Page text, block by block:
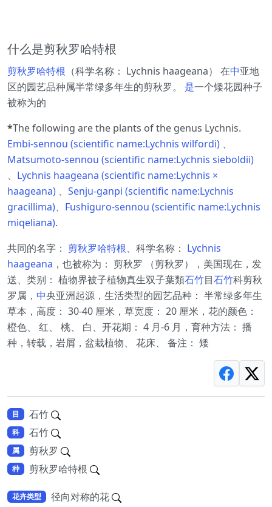
什么是剪秋罗哈特根
剪秋罗哈特根 （科学名称： Lychnis haageana） 在中亚地
区的园艺品种属半常绿多年生的剪秋罗。 是一个矮花园种子
被称为的
*The following are the plants of the genus Lychnis.
Embi-sennou (scientific name:Lychnis wilfordi) 、
Matsumoto-sennou (scientific name:Lychnis sieboldii)
、 Lychnis haageana (scientific name:Lychnis ×
haageana) 、 Senju-ganpi (scientific name:Lychnis
gracillima)、 Fushiguro-sennou (scientific name:Lychnis
miqeliana).
共同的名字： 剪秋罗哈特根、科学名称： Lychnis
haageana ，也被称为： 剪秋罗 （剪秋罗），美国现在，发
送、类别： 植物界被子植物真生双子葉類石竹目石竹科剪秋
罗属， 中央亚洲起源，生活类型的园艺品种： 半常绿多年生
草本，高度： 30-40 厘米，草宽度： 20 厘米，花的颜色：
橙色、 红、 桃、 白、开花期： 4 月-6 月，育种方法： 播
种，转载，岩屑，盆栽植物、 花床、 备注： 矮
目 石竹
科 石竹
属 剪秋罗
种 剪秋罗哈特根
花卉类型 径向对称的花